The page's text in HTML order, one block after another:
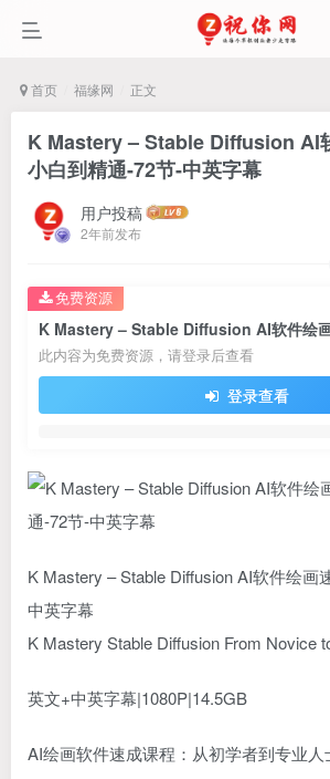
首页 福缘网 正文
K Mastery – Stable Diffusion AI
小白到精通-72节-中英字幕
用户投稿
2年前发布
此内容为免费资源，请登录后查看
登录查看
免费资源
K Mastery – Stable Diffusion AI软件绘画
中英字幕
K Mastery Stable Diffusion From Novice
英文+中英字幕|1080P|14.5GB
AI绘画软件速成课程：从初学者到专业人